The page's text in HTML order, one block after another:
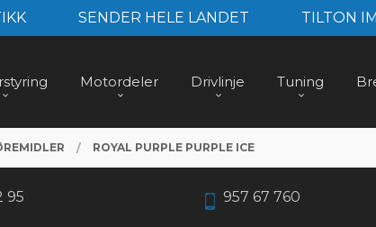
SENDER HELE LANDET TILTON
Motordeler Drivlinje Tuning
ROYAL PURPLE PURPLE ICE
95 957 67 760